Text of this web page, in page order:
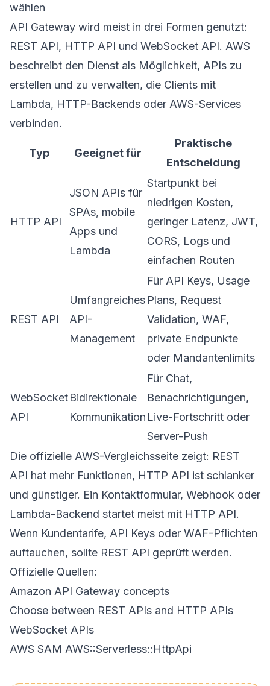
wählen
API Gateway wird meist in drei Formen genutzt:
REST API, HTTP API und WebSocket API. AWS
beschreibt den Dienst als Möglichkeit, APIs zu
erstellen und zu verwalten, die Clients mit
Lambda, HTTP-Backends oder AWS-Services
verbinden.
Typ Geeignet für
Praktische
Entscheidung
HTTP API
JSON APIs für
SPAs, mobile
Apps und
Lambda
Startpunkt bei
niedrigen Kosten,
geringer Latenz, JWT,
CORS, Logs und
einfachen Routen
REST API
Umfangreiches
API-
Management
Für API Keys, Usage
Plans, Request
Validation, WAF,
private Endpunkte
oder Mandantenlimits
WebSocket
API
Bidirektionale
Kommunikation
Für Chat,
Benachrichtigungen,
Live-Fortschritt oder
Server-Push
Die offizielle AWS-Vergleichsseite zeigt: REST
API hat mehr Funktionen, HTTP API ist schlanker
und günstiger. Ein Kontaktformular, Webhook oder
Lambda-Backend startet meist mit HTTP API.
Wenn Kundentarife, API Keys oder WAF-Pflichten
auftauchen, sollte REST API geprüft werden.
Offizielle Quellen:
Amazon API Gateway concepts
Choose between REST APIs and HTTP APIs
WebSocket APIs
AWS SAM AWS::Serverless::HttpApi